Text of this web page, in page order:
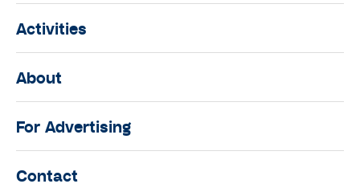
Activities
About
For Advertising
Contact